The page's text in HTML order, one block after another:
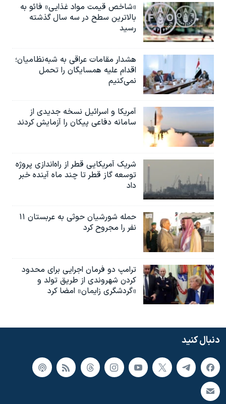
«شاخص قیمت مواد غذایی» فائو به
بالاترین سطح در سه سال گذشته
رسید
هشدار مقامات عراقی به شبه‌نظامیان؛
اقدام علیه همسایگان را تحمل
نمی‌کنیم
آمریکا و اسرائیل نسخه جدیدی از
سامانه دفاعی پیکان را آزمایش کردند
شریک آمریکایی قطر از راه‌اندازی پروژه
توسعه گاز قطر تا چند ماه آینده خبر
داد
حمله شورشیان حوثی به عربستان ۱۱
نفر را مجروح کرد
ترامپ دو فرمان اجرایی برای محدود
کردن شهروندی از طریق تولد و
«گردشگری زایمان» امضا کرد
دنبال کنید